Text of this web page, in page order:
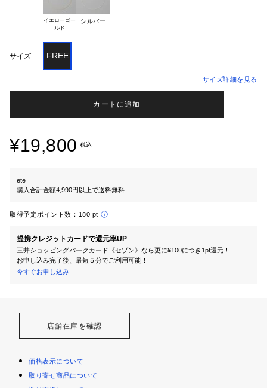
イエローゴー
シルバー
サイズ FREE
サイズ詳細を見る
カートに追加
¥19,800 税込
ete
購入合計金額4,990円以上で送料無料
取得予定ポイント数： 180 pt
提携クレジットカードで還元率UP
三井ショッピングパークカード《セゾン》なら更に¥100につき1pt還元！
お申し込み完了後、最短５分でご利用可能！
今すぐお申し込み
店舗在庫を確認
価格表示について
取り寄せ商品について